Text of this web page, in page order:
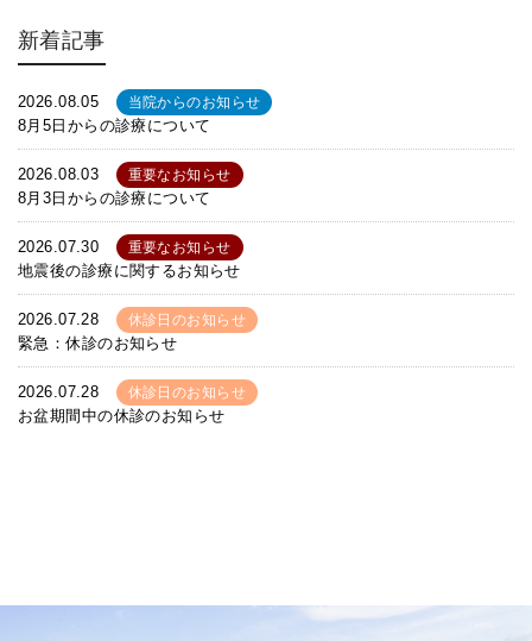
新着記事
2026.08.05 当院からのお知らせ
8月5日からの診療について
2026.08.03 重要なお知らせ
8月3日からの診療について
2026.07.30 重要なお知らせ
地震後の診療に関するお知らせ
2026.07.28 休診日のお知らせ
緊急：休診のお知らせ
2026.07.28 休診日のお知らせ
お盆期間中の休診のお知らせ